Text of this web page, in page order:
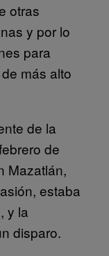
otras
y por lo
para
más alto
de la
de
Mazatlán,
estaba
y la
disparo.